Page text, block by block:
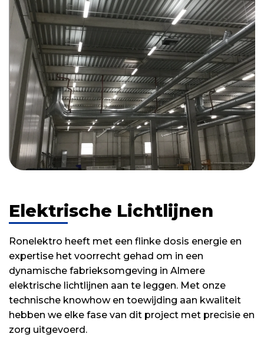
Elektrische Lichtlijnen
Ronelektro heeft met een flinke dosis energie en
expertise het voorrecht gehad om in een
dynamische fabrieksomgeving in Almere
elektrische lichtlijnen aan te leggen. Met onze
technische knowhow en toewijding aan kwaliteit
hebben we elke fase van dit project met precisie en
zorg uitgevoerd.